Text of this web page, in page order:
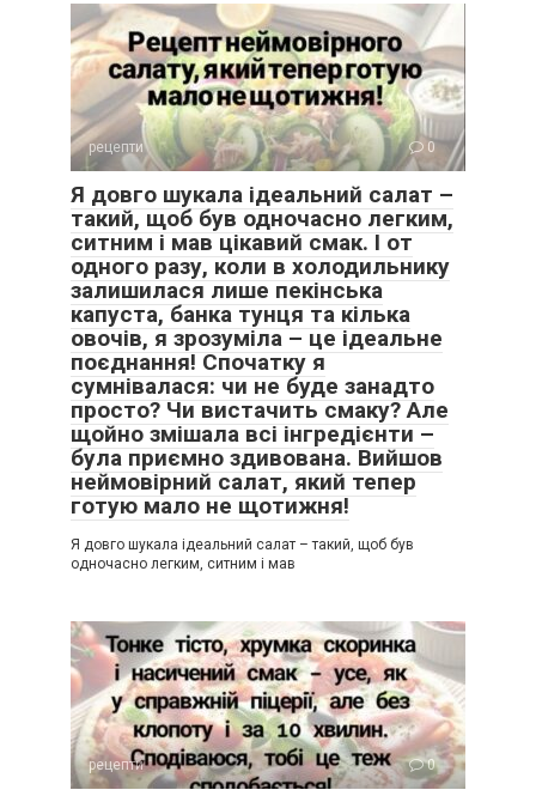
рецепти 0
Я довго шукала ідеальний салат –
такий, щоб був одночасно легким,
ситним і мав цікавий смак. І от
одного разу, коли в холодильнику
залишилася лише пекінська
капуста, банка тунця та кілька
овочів, я зрозуміла – це ідеальне
поєднання! Спочатку я
сумнівалася: чи не буде занадто
просто? Чи вистачить смаку? Але
щойно змішала всі інгредієнти –
була приємно здивована. Вийшов
неймовірний салат, який тепер
готую мало не щотижня!
Я довго шукала ідеальний салат – такий, щоб був
одночасно легким, ситним і мав
рецепти 0